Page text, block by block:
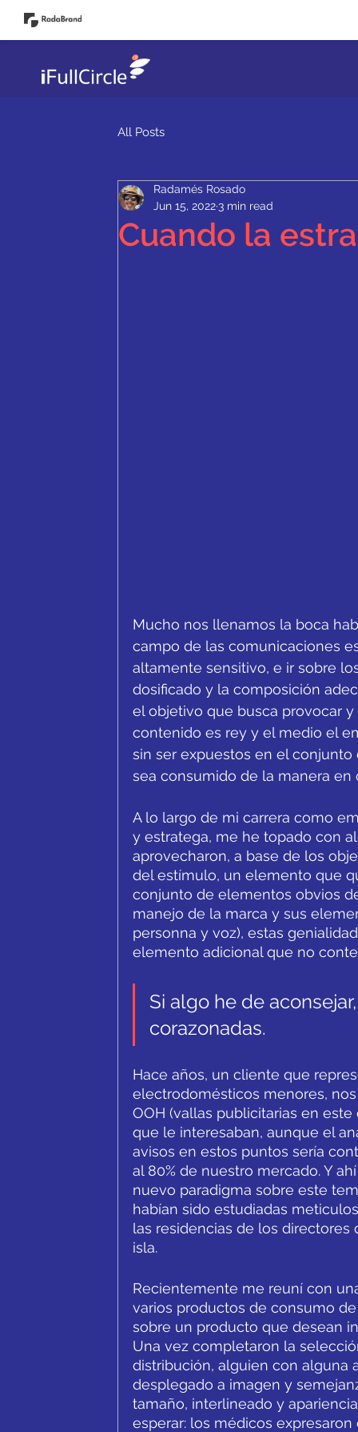
All Posts
Cuando la
Radamés Rosado
Jun 15, 2022 3 min read
Mucho nos llenamos la boca
campo de las comunicaciones
altamente sensitivo, e ir sobre
dosificado y la composición
el objetivo que busca provocar
contenido es rey y el medio el
sin ser expuestos en el
sea consumido de la manera en
A lo largo de mi carrera como
y estratega, me he topado con
aprovecharon, a base de los
del estímulo, un elemento que
conjunto de elementos obvios
manejo de la marca y sus
personna y voz), estas
elemento adicional que no
Si algo he de
corazonadas.
Hace años, un cliente que
electrodomésticos menores,
OOH (vallas publicitarias en
que le interesaban, aunque el
avisos en estos puntos sería
al 80% de nuestro mercado. Y
nuevo paradigma sobre este
habían sido estudiadas
las residencias de los
isla.
Recientemente me reuní con
varios productos de consumo
sobre un producto que desean
Una vez completaron la
distribución, alguien con
desplegado a imagen y
tamaño, interlineado y
esperar: los médicos